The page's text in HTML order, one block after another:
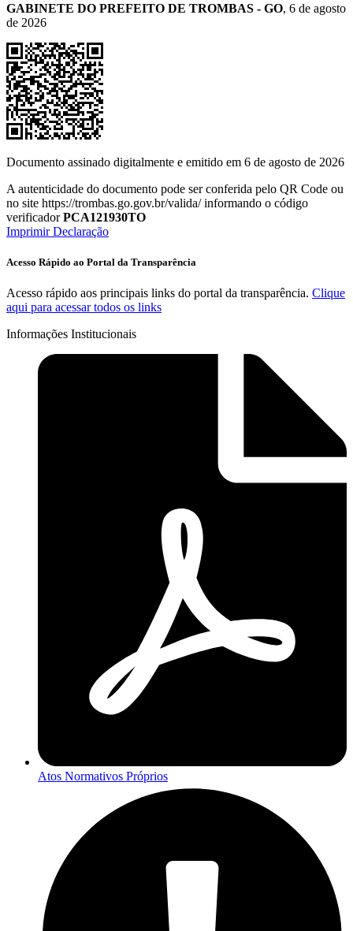
GABINETE DO PREFEITO DE TROMBAS - GO, 6 de agosto
de 2026
Documento assinado digitalmente e emitido em 6 de agosto de 2026
A autenticidade do documento pode ser conferida pelo QR Code ou
no site https://trombas.go.gov.br/valida/ informando o código
verificadorPCA121930TO
Imprimir Declaração
Acesso Rápido ao Portal da Transparência
Acesso rápido aos principais links do portal da transparência. Clique
aqui para acessar todos os links
Informações Institucionais
Atos Normativos Próprios